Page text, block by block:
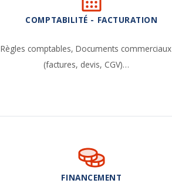
COMPTABILITÉ - FACTURATION
Règles comptables,Documents commerciaux
(factures, devis, CGV)…
FINANCEMENT